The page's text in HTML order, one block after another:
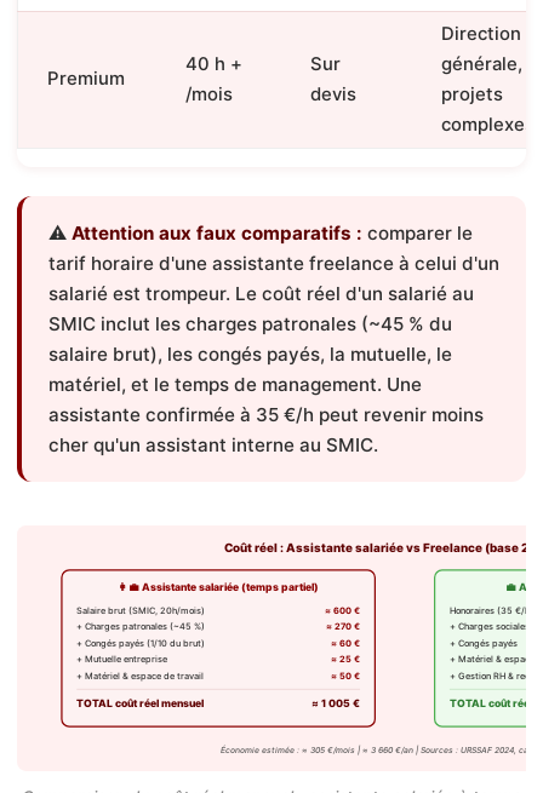
Premium
40 h +
/mois
Sur
devis
Direction
générale,
projets
complexes
⚠️ Attention aux faux comparatifs : comparer le
tarif horaire d'une assistante freelance à celui d'un
salarié est trompeur. Le coût réel d'un salarié au
SMIC inclut les charges patronales (~45 % du
salaire brut), les congés payés, la mutuelle, le
matériel, et le temps de management. Une
assistante confirmée à 35 €/h peut revenir moins
cher qu'un assistant interne au SMIC.
Coût réel : Assistante salariée vs Freelance (base 20
👩‍💼 Assistante salariée (temps partiel)
Salaire brut (SMIC, 20h/mois)
≈ 600 €
+ Charges patronales (~45 %)
≈ 270 €
+ Congés payés (1/10 du brut)
≈ 60 €
+ Mutuelle entreprise
≈ 25 €
+ Matériel & espace de travail
≈ 50 €
TOTAL coût réel mensuel ≈ 1 005 €
💼
Honoraires (35 €/h ×
+ Charges sociales
+ Congés payés
+ Matériel & espace
+ Gestion RH &
TOTAL coût réel
Économie estimée : ≈ 305 €/mois | ≈ 3 660 €/an | Sources : URSSAF 2024,